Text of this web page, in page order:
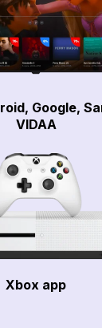
Google,
VIDAA
Xbox app